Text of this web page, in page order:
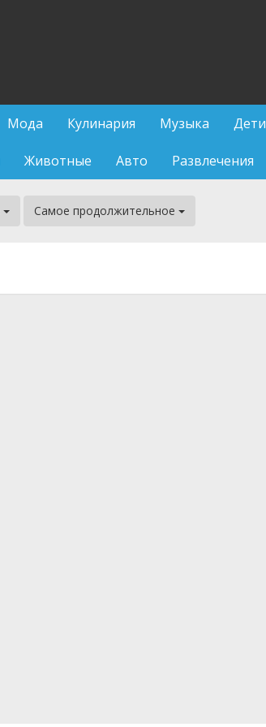
Мода Кулинария Музыка Дети
Животные Авто Развлечения
Самое продолжительное